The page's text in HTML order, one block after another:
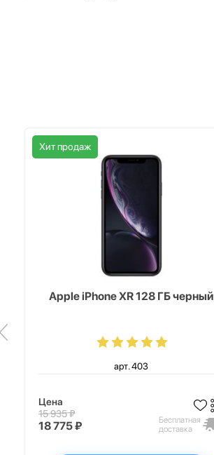
Хит продаж
Apple iPhone XR 128 ГБ черный
арт. 403
Цена
15 935 ₽
18 775 ₽
Бесплатная
доставка